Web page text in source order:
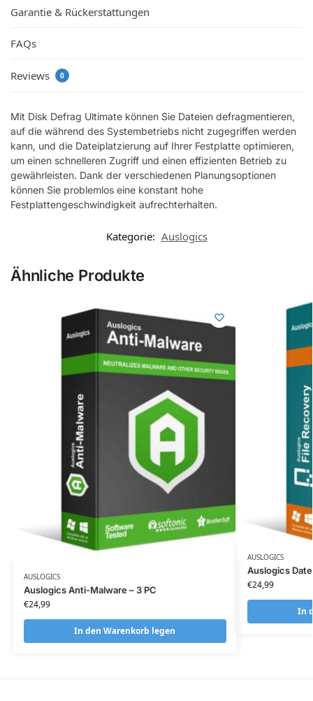
Garantie & Rückerstattungen
FAQs
Reviews 0
Mit Disk Defrag Ultimate können Sie Dateien defragmentieren,
auf die während des Systembetriebs nicht zugegriffen werden
kann, und die Dateiplatzierung auf Ihrer Festplatte optimieren,
um einen schnelleren Zugriff und einen effizienten Betrieb zu
gewährleisten. Dank der verschiedenen Planungsoptionen
können Sie problemlos eine konstant hohe
Festplattengeschwindigkeit aufrechterhalten.
Kategorie: Auslogics
Ähnliche Produkte
AUSLOGICS
Auslogics Anti-Malware – 3 PC
€24,99
In den Warenkorb legen
AUSLOGICS
Auslogics
€24,99
In